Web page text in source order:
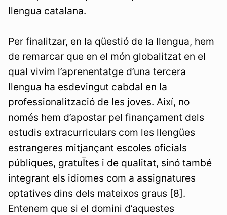
llengua catalana.
Per finalitzar, en la qüestió de la llengua, hem
de remarcar que en el món globalitzat en el
qual vivim l’aprenentatge d’una tercera
llengua ha esdevingut cabdal en la
professionalització de les joves. Així, no
només hem d’apostar pel finançament dels
estudis extracurriculars com les llengües
estrangeres mitjançant escoles oficials
públiques, gratuÏtes i de qualitat, sinó també
integrant els idiomes com a assignatures
optatives dins dels mateixos graus [8].
Entenem que si el domini d’aquestes